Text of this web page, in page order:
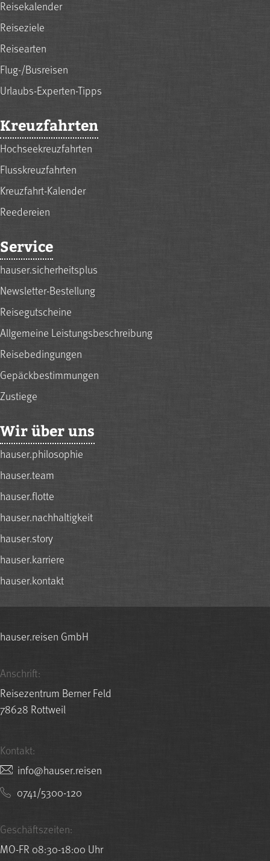
Reisekalender
Reiseziele
Reisearten
Flug-/Busreisen
Urlaubs-Experten-Tipps
Kreuzfahrten
Hochseekreuzfahrten
Flusskreuzfahrten
Kreuzfahrt-Kalender
Reedereien
Service
hauser.sicherheitsplus
Newsletter-Bestellung
Reisegutscheine
Allgemeine Leistungsbeschreibung
Reisebedingungen
Gepäckbestimmungen
Zustiege
Wir über uns
hauser.philosophie
hauser.team
hauser.flotte
hauser.nachhaltigkeit
hauser.story
hauser.karriere
hauser.kontakt
hauser.reisen GmbH
Anschrift:
Reisezentrum Berner Feld
78628 Rottweil
Kontakt:
nesier.resuah@ofni
0741/5300-120
Geschäftszeiten:
MO-FR 08:30-18:00 Uhr